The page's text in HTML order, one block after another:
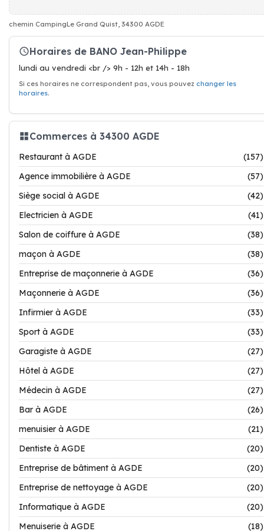
chemin CampingLe Grand Quist, 34300 AGDE
Horaires de BANO Jean-Philippe
lundi au vendredi <br /> 9h - 12h et 14h - 18h
Si ces horaires ne correspondent pas, vous pouvez changer les
horaires.
Commerces à 34300 AGDE
Restaurant à AGDE
(157)
Agence immobilière à AGDE
(57)
Siège social à AGDE
(42)
Electricien à AGDE
(41)
Salon de coiffure à AGDE
(38)
maçon à AGDE
(38)
Entreprise de maçonnerie à AGDE
(36)
Maçonnerie à AGDE
(36)
Infirmier à AGDE
(33)
Sport à AGDE
(33)
Garagiste à AGDE
(27)
Hôtel à AGDE
(27)
Médecin à AGDE
(27)
Bar à AGDE
(26)
menuisier à AGDE
(21)
Dentiste à AGDE
(20)
Entreprise de bâtiment à AGDE
(20)
Entreprise de nettoyage à AGDE
(20)
Informatique à AGDE
(20)
Menuiserie à AGDE
(18)